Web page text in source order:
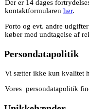
Der er 14 dages
kontaktformularen her.
Porto og evt. andre
køber med undtagelse af
Persondatapolitik
Vi sætter ikke kun kvalitet
Vores persondatapolitik